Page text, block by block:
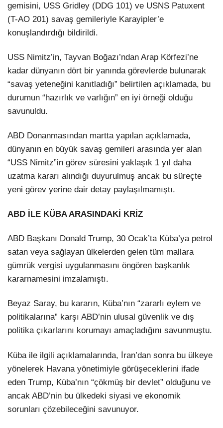
gemisini, USS Gridley (DDG 101) ve USNS Patuxent
(T-AO 201) savaş gemileriyle Karayipler’e
konuşlandırdığı bildirildi.
USS Nimitz’in, Tayvan Boğazı’ndan Arap Körfezi’ne
kadar dünyanın dört bir yanında görevlerde bulunarak
“savaş yeteneğini kanıtladığı” belirtilen açıklamada, bu
durumun “hazırlık ve varlığın” en iyi örneği olduğu
savunuldu.
ABD Donanmasından martta yapılan açıklamada,
dünyanın en büyük savaş gemileri arasında yer alan
“USS Nimitz”in görev süresini yaklaşık 1 yıl daha
uzatma kararı alındığı duyurulmuş ancak bu süreçte
yeni görev yerine dair detay paylaşılmamıştı.
ABD İLE KÜBA ARASINDAKİ KRİZ
ABD Başkanı Donald Trump, 30 Ocak’ta Küba’ya petrol
satan veya sağlayan ülkelerden gelen tüm mallara
gümrük vergisi uygulanmasını öngören başkanlık
kararnamesini imzalamıştı.
Beyaz Saray, bu kararın, Küba’nın “zararlı eylem ve
politikalarına” karşı ABD’nin ulusal güvenlik ve dış
politika çıkarlarını korumayı amaçladığını savunmuştu.
Küba ile ilgili açıklamalarında, İran’dan sonra bu ülkeye
yönelerek Havana yönetimiyle görüşeceklerini ifade
eden Trump, Küba’nın “çökmüş bir devlet” olduğunu ve
ancak ABD’nin bu ülkedeki siyasi ve ekonomik
sorunları çözebileceğini savunuyor.